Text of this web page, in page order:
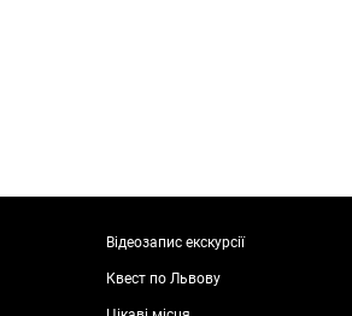
Відеозапис екскурсії
Квест по Львову